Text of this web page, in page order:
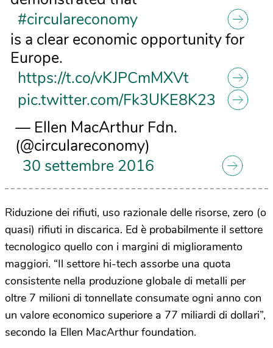
#circulareconomy
is a clear economic opportunity for
Europe.
https://t.co/vKJPCmMXVt
pic.twitter.com/Fk3UKE8K23
— Ellen MacArthur Fdn.
(@circulareconomy)
30 settembre 2016
Riduzione dei rifiuti, uso razionale delle risorse, zero (o
quasi) rifiuti in discarica. Ed è probabilmente il settore
tecnologico quello con i margini di miglioramento
maggiori. “Il settore hi-tech assorbe una quota
consistente nella produzione globale di metalli per
oltre 7 milioni di tonnellate consumate ogni anno con
un valore economico superiore a 77 miliardi di dollari”,
secondo la Ellen MacArthur foundation.